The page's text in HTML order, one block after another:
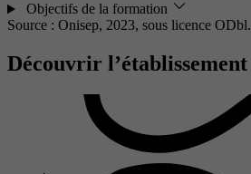
Objectifs de la formation
Source : Onisep, 2023, sous licence ODbl.
Découvrir l’établissement